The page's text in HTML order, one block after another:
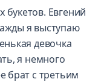
Евгений
я выступаю
девочка
я немного
брат с третьим